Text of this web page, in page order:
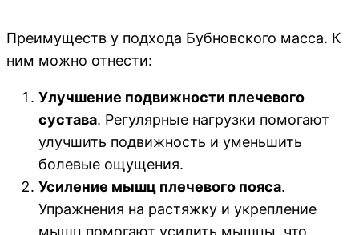
Преимуществ у подхода Бубновского масса. К
ним можно отнести:
Улучшение подвижности плечевого
сустава. Регулярные нагрузки помогают
улучшить подвижность и уменьшить
болевые ощущения.
Усиление мышц плечевого пояса.
Упражнения на растяжку и укрепление
мышц помогают усилить мышцы, что